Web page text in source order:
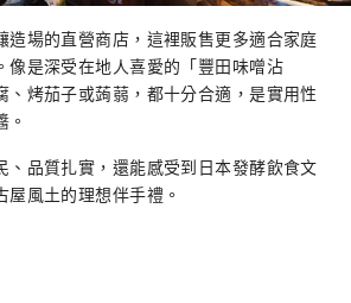
造場的直營商店，這裡販售更多適合家庭
像是深受在地人喜愛的「豐田味噌沾
、烤茄子或蒟蒻，都十分合適，是實用性
、品質扎實，還能感受到日本發酵飲食文
風土的理想伴手禮。